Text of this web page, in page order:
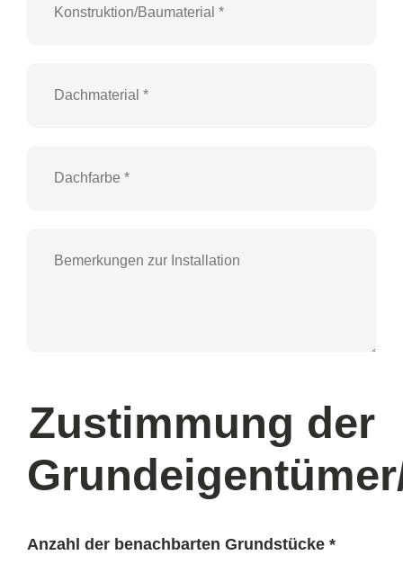
Zustimmung der
Anzahl der benachbarten Grundstücke *